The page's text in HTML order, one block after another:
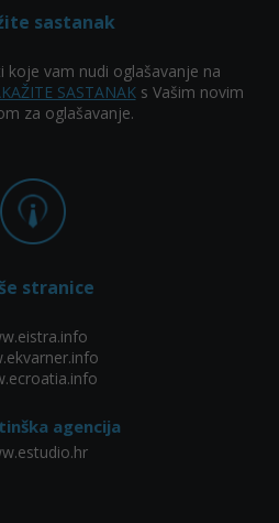
sastanak
koje vam nudi oglašavanje na
SASTANAKs Vašim novim
za oglašavanje.
stranice
agencija